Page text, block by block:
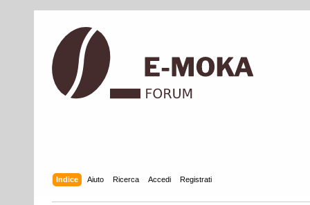
Indice Aiuto Ricerca Accedi Registrati